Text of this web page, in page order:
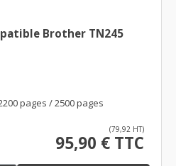
Brother TN245
pages / 2500 pages
(79,92 HT)
95,90 € TTC